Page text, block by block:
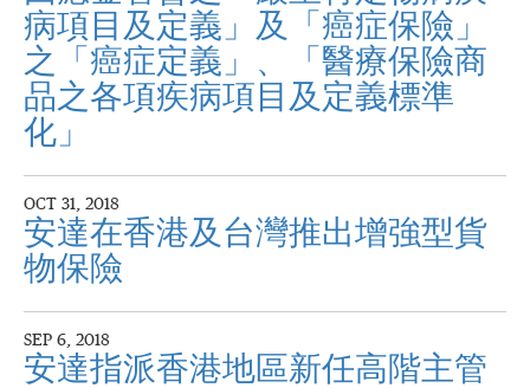
病項目及定義」及「癌症保險」
之「癌症定義」、「醫療保險商
品之各項疾病項目及定義標準
化」
OCT 31, 2018
安達在香港及台灣推出增強型貨
物保險
SEP 6, 2018
安達指派香港地區新任高階主管